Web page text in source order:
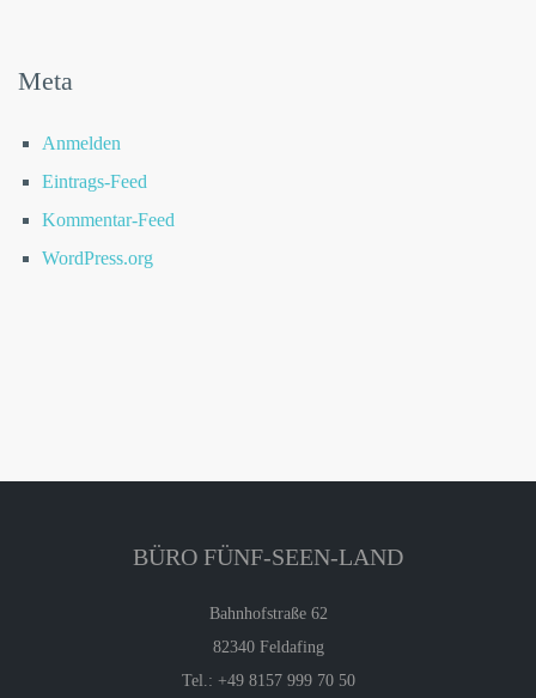
Meta
Anmelden
Eintrags-Feed
Kommentar-Feed
WordPress.org
BÜRO FÜNF-SEEN-LAND
Bahnhofstraße 62
82340 Feldafing
Tel.: +49 8157 999 70 50